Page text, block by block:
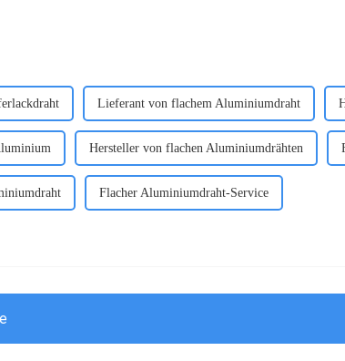
Lieferant von flachem Aluminiumdraht
Hersteller von flachen Aluminiumdrähten
Flacher Aluminiumdraht-Service